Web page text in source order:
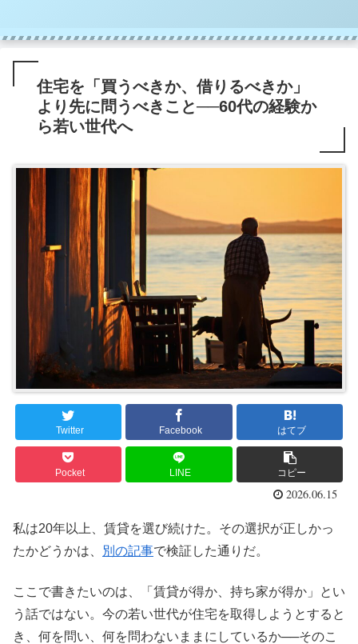
住宅を「買うべきか、借りるべきか」
より先に問うべきこと──60代の経験か
ら若い世代へ
Twitter Facebook はてブ
Pocket LINE コピー
2026.06.15
私は20年以上、賃貸を選び続けた。その選択が正しかっ
たかどうかは、
別の記事で検証した通りだ。
ここで書きたいのは、「賃貸が得か、持ち家が得か」とい
う話ではない。今の若い世代が住宅を取得しようとすると
き、何を問い、何を問わないままにしているか──そのこ